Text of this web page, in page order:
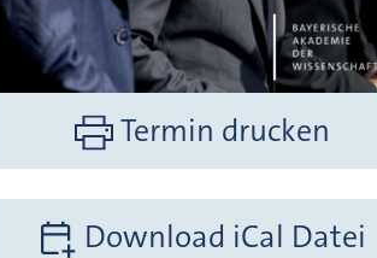
Termin drucken
Download iCal Datei